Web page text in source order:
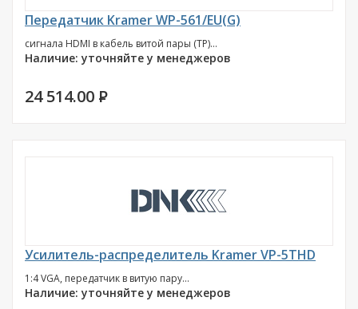
Передатчик Kramer WP-561/EU(G)
сигнала HDMI в кабель витой пары (TP)...
Наличие: уточняйте у менеджеров
24 514.00 P
Усилитель-распределитель Kramer VP-5THD
1:4 VGA, передатчик в витую пару...
Наличие: уточняйте у менеджеров